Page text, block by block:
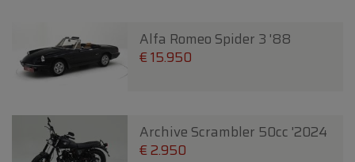
Alfa Romeo Spider 3 '88
€ 15.950
Archive Scrambler 50cc '2024
€ 2.950